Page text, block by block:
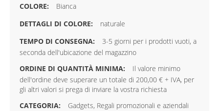
Bianca
naturale
3-5 giorni per i prodotti vuoti, a
seconda dell'ubicazione del magazzino
Il valore minimo
dell'ordine deve superare un totale di 200,00 € + IVA, per
gli altri valori si prega di inviare la vostra richiesta
Gadgets, Regali promozionali e aziendali